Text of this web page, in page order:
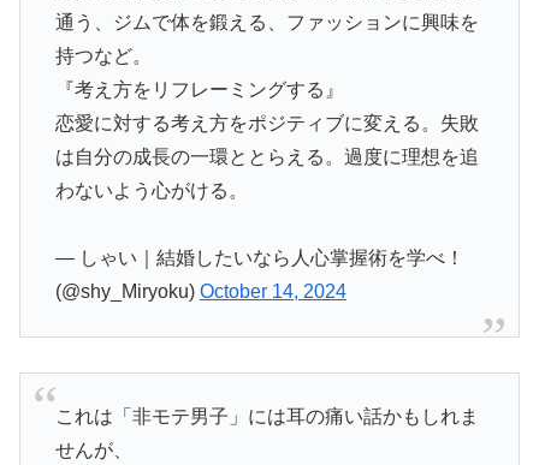
通う、ジムで体を鍛える、ファッションに興味を
持つなど。
『考え方をリフレーミングする』
恋愛に対する考え方をポジティブに変える。失敗
は自分の成長の一環ととらえる。過度に理想を追
わないよう心がける。
— しゃい｜結婚したいなら人心掌握術を学べ！
(@shy_Miryoku) October 14, 2024
これは「非モテ男子」には耳の痛い話かもしれま
せんが、